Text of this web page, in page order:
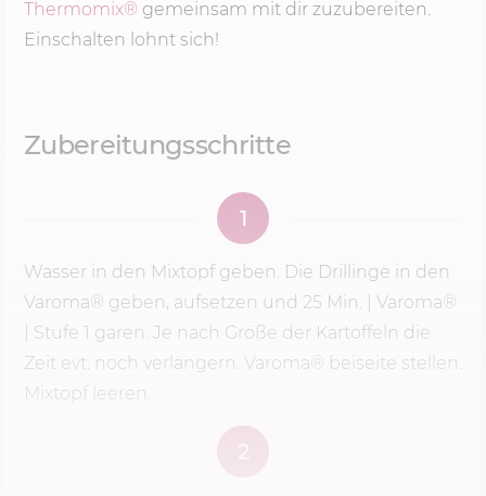
Thermomix® gemeinsam mit dir zuzubereiten.
Einschalten lohnt sich!
Zubereitungsschritte
1
Wasser in den Mixtopf geben. Die Drillinge in den
Varoma® geben, aufsetzen und 25 Min.
| Varoma®
Stufe 1 garen. Je nach Größe der Kartoffeln die
Zeit evt. noch verlängern. Varoma® beiseite stellen.
Mixtopf leeren.
2